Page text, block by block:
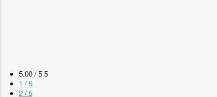
5.00 / 5 5
1 / 5
2 / 5